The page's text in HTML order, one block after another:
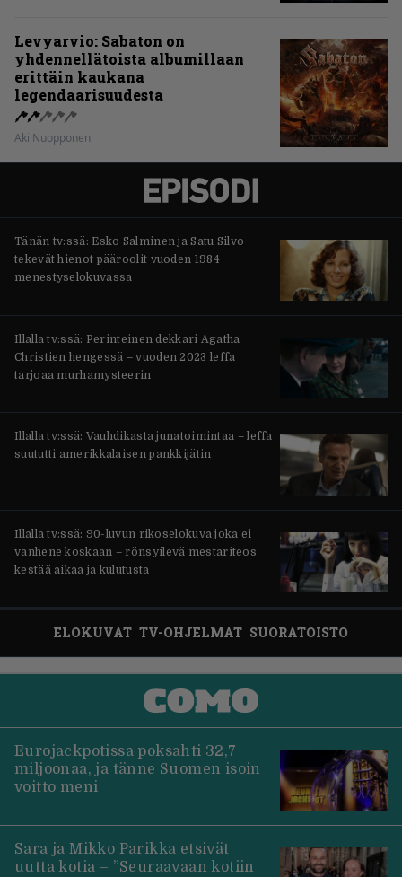
Levyarvio: Sabaton on
yhdennellätoista albumillaan
erittäin kaukana
legendaarisuudesta
Aki Nuopponen
Tänän tv:ssä: Esko Salminen ja Satu Silvo
tekevät hienot pääroolit vuoden 1984
menestyselokuvassa
Illalla tv:ssä: Perinteinen dekkari Agatha
Christien hengessä – vuoden 2023 leffa
tarjoaa murhamysteerin
Illalla tv:ssä: Vauhdikasta junatoimintaa – leffa
suututti amerikkalaisen pankkijätin
Illalla tv:ssä: 90-luvun rikoselokuva joka ei
vanhene koskaan – rönsyilevä mestariteos
kestää aikaa ja kulutusta
ELOKUVAT TV-OHJELMAT SUORATOISTO
Eurojackpotissa poksahti 32,7
miljoonaa, ja tänne Suomen isoin
voitto meni
Sara ja Mikko Parikka etsivät
uutta kotia – ”Seuraavaan kotiin